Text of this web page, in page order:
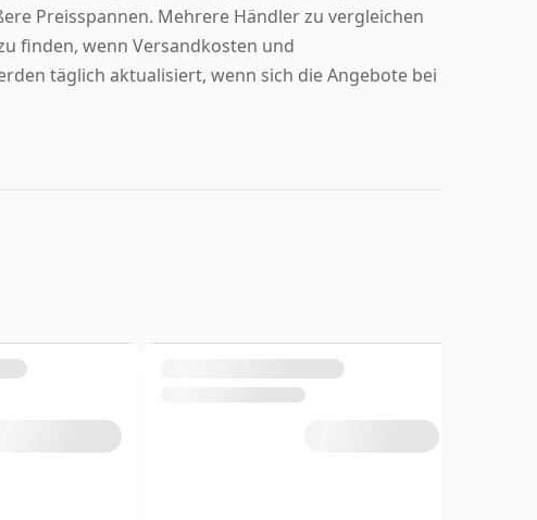
Preisspannen. Mehrere Händler zu vergleichen
finden, wenn Versandkosten und
täglich aktualisiert, wenn sich die Angebote bei